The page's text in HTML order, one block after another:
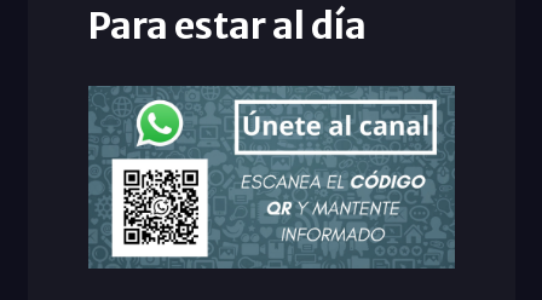
Para estar al día